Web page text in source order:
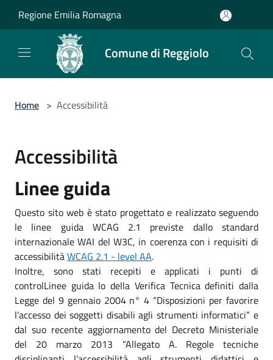
Regione Emilia Romagna
Comune di Reggiolo
Home > Accessibilità
Accessibilità
Linee guida
Questo sito web è stato progettato e realizzato seguendo
le linee guida WCAG 2.1 previste dallo standard
internazionale WAI del W3C, in coerenza con i requisiti di
accessibilitàWCAG 2.1 - level AA.
Inoltre, sono stati recepiti e applicati i punti di
controlLinee guida lo della Verifica Tecnica definiti dalla
Legge del 9 gennaio 2004 n° 4 “Disposizioni per favorire
l’accesso dei soggetti disabili agli strumenti informatici” e
dal suo recente aggiornamento del Decreto Ministeriale
del 20 marzo 2013 “Allegato A. Regole tecniche